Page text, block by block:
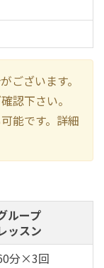
ございます。
認下さい。
能です。詳細
ループ
ッスン
分×3回